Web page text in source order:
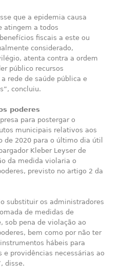
que a epidemia causa
atingem a todos
fiscais a este ou
considerado,
atenta contra a ordem
público recursos
rede de saúde pública e
concluiu.
poderes
para postergar o
municipais relativos aos
de 2020 para o último dia útil
Kleber Leyser de
da medida violaria o
previsto no artigo 2 da
substituir os administradores
de medidas de
sob pena de violação ao
bem como por não ter
hábeis para
e providências necessárias ao
disse.